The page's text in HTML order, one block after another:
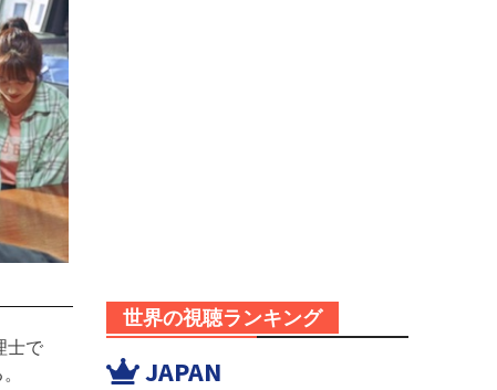
士で
世界の視聴ランキング
JAPAN